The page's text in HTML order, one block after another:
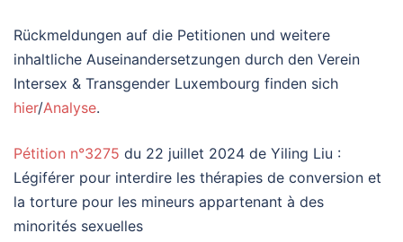
Rückmeldungen auf die Petitionen und weitere
inhaltliche Auseinandersetzungen durch den Verein
Intersex & Transgender Luxembourg finden sich
hier/Analyse.
Pétition n°3275 du 22 juillet 2024 de Yiling Liu :
Légiférer pour interdire les thérapies de conversion et
la torture pour les mineurs appartenant à des
minorités sexuelles